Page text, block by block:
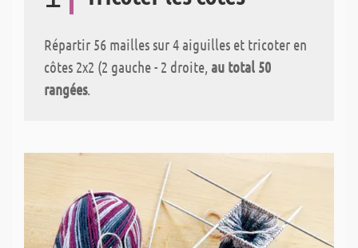
Répartir 56 mailles sur 4 aiguilles et tricoter en
côtes 2x2 (2 gauche - 2 droite, au total 50
rangées.